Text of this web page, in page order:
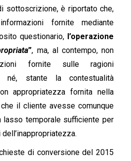
sottoscrizione, è riportato che,
fornite mediante
questionario, l’operazione
”, ma, al contempo, non
fornite sulle ragioni
né, stante la contestualità
appropriatezza fornita nella
il cliente avesse comunque
lasso temporale sufficiente per
di conversione del 2015